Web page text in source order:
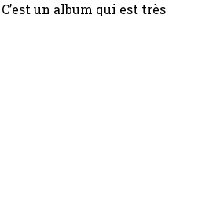
un album qui est très